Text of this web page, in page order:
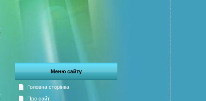
Меню сайту
Головна сторінка
Про сайт